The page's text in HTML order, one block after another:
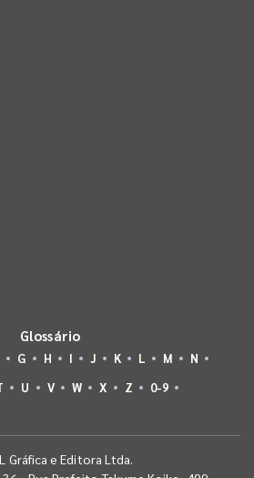
Glossário
G H I J K L M
N
U V W X Z 0-9
Gráfica e Editora Ltda.